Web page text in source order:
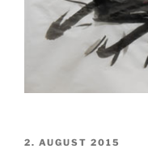
VERÖFFENTLICHT
2. AUGUST 2015